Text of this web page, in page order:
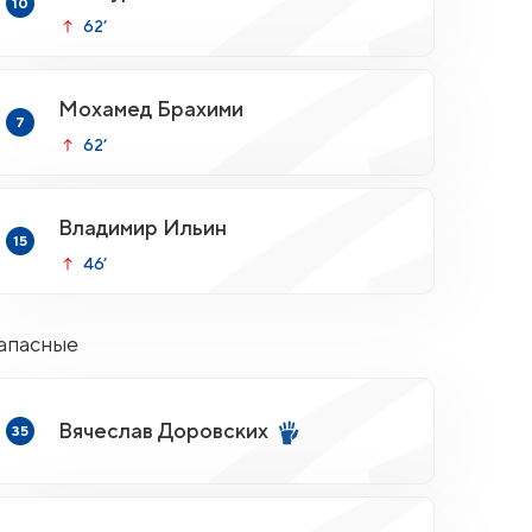
10
62’
7
Мохамед Брахими
62’
15
Владимир Ильин
46’
35 Вячеслав Доровских